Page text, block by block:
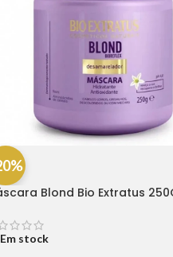
Blond Bio Extratus
Em stock